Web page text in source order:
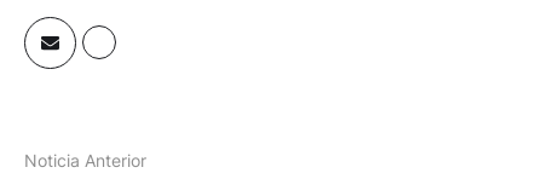
Noticia Anterior